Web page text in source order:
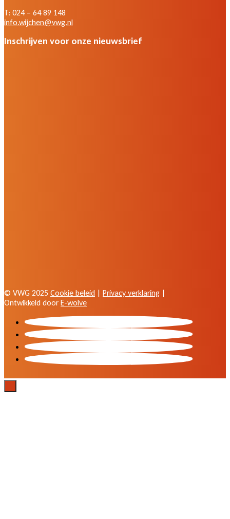
T: 024 – 64 89 148
info.wijchen@vwg.nl
Inschrijven voor onze nieuwsbrief
© VWG 2025 Cookie beleid | Privacy verklaring |
Ontwikkeld door E-wolve